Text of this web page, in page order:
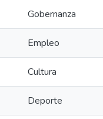
Gobernanza
Empleo
Cultura
Deporte